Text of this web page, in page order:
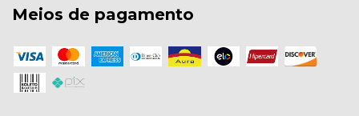
Meios de pagamento